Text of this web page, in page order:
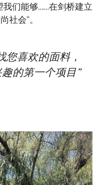
我们能够……在剑桥建立
社会”。
您喜欢的面料，
的第一个项目”